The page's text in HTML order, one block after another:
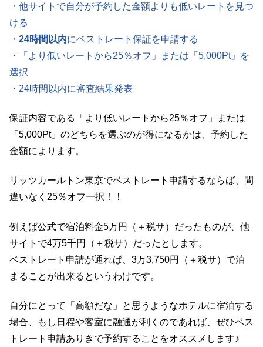
・他サイトで自分が予約した金額よりも低いレートを見つ
ける
・ 24時間以内にベストレート保証を申請する
・「より低いレートから25％オフ」または「5,000Pt」を
選択
・24時間以内に審査結果発表
保証内容である「より低いレートから25％オフ」または
「5,000Pt」のどちらを選ぶのが得になるかは、予約した
金額によります。
リッツカールトン東京でベストレート申請するならば、間
違いなく25％オフ一択！！
例えば公式で宿泊料金5万円（＋税サ）だったものが、他
サイトで4万5千円（＋税サ）だったとします。
ベストレート申請が通れば、3万3,750円（＋税サ）で泊
まることが出来るというわけです。
自分にとって「高額だな」と思うようなホテルに宿泊する
場合、もし日程や客室に融通が利くのであれば、ぜひベス
トレート申請ありきで予約することをオススメします♪